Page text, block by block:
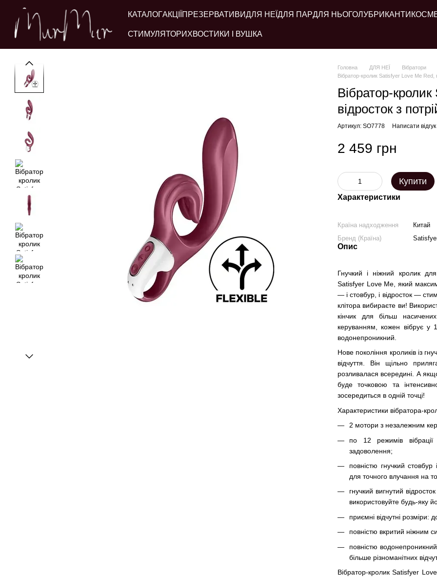
Перейти до основного контенту
КАТАЛОГАКЦІЇ ПРЕЗЕРВАТИВИДЛЯ НЕЇ ДЛЯ ПАРДЛЯ НЬОГОЛУБРИКАНТИ
СТИМУЛЯТОРИ ХВОСТИКИ І ВУШКА
Головна ДЛЯ НЕЇ
Вібратори
Вібратор-кролик Satisfyer Love Me Red,
Вібратор-
відросток з
Артикул: SO7778 Написати відгук
2 459 грн
Купити
Характеристики
Країна надходження
Китай
Бренд (Країна)
Опис
Гнучкий і ніжний кролик
Satisfyer Love Me, який
— і стовбур, і відросток —
клітора вибираєте ви!
кінчик для більш
керуванням, кожен вібрує
водонепроникний.
Нове покоління кроликів із
відчуття. Він щільно
розливалася всередині. А
буде точковою та
зосередиться в одній точці!
Характеристики вібратора-
2 мотори з незалежним
по 12 режимів
задоволення;
повністю гнучкий
для точного влучання на
гнучкий вигнутий
використовуйте будь-яку
приємні відчутні
повністю вкритий ніжним
повністю
більше різноманітних
Вібратор-кролик Satisfyer